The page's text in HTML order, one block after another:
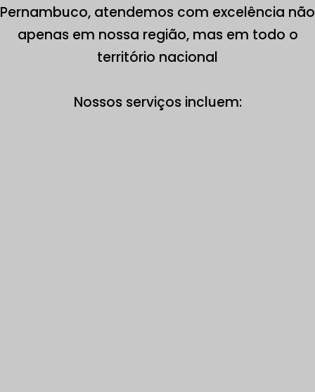
Pernambuco, atendemos com excelência não
apenas em nossa região, mas em todo o
território nacional
Nossos serviços incluem: